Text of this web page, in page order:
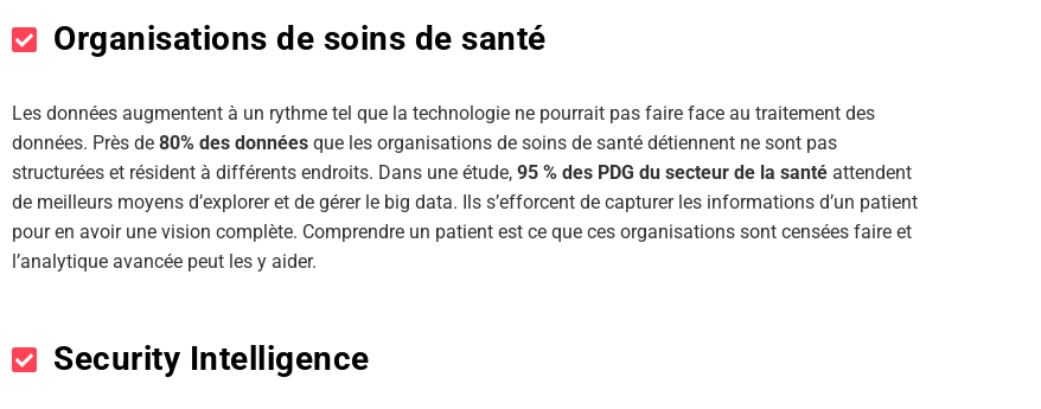
Organisations de soins de santé
Les données augmentent à un rythme tel que la technologie ne pourrait pas faire face au traitement des
données. Près de 80% des données que les organisations de soins de santé détiennent ne sont pas
structurées et résident à différents endroits. Dans une étude, 95 % des PDG du secteur de la santé attendent
de meilleurs moyens d’explorer et de gérer le big data. Ils s’efforcent de capturer les informations d’un patient
pour en avoir une vision complète. Comprendre un patient est ce que ces organisations sont censées faire et
l’analytique avancée peut les y aider.
Security Intelligence